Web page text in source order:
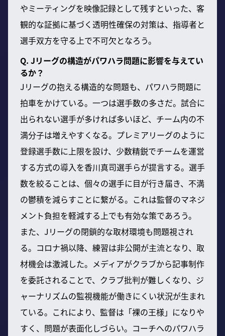
やミーティングを映像記録として残すといった、客
観的な証拠に基づく透明性確保の対策は、指導者と
選手双方を守る上で不可欠となろう。
Q. Jリーグの構造がパワハラ問題に影響を与えてい
るか？
Jリーグの抱える構造的な問題も、パワハラ問題に
拍車をかけている。一つは選手数の多さだ。試合に
出られない選手が多ければ多いほど、チーム内の不
満分子は増えやすくなる。プレミアリーグのように
登録選手数に上限を設け、少数精鋭でチームを運営
する方式の導入を香川真司選手らが提言する。選手
数を絞ることは、個々の選手に目が行き届き、不満
の鬱積を減らすことに繋がる。これは監督のマネジ
メント負担を軽減する上でも有効な策であろう。
また、Jリーグの閉鎖的な取材環境も問題視され
る。コロナ禍以降、練習は非公開が主流となり、取
材機会は激減した。メディアがクラブから記事制作
を委託されることで、クラブ批判が難しくなり、ジ
ャーナリズムの監視機能が働きにくい状況が生まれ
ている。これにより、監督は「裸の王様」になりや
すく、問題が表面化しづらい。コーチへのパワハラ